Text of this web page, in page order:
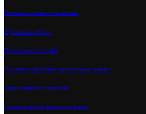
Пользовательское соглашение
Публичная оферта
Использование cookie
Политика обработки персональных данных
Лицензионное соглашение
Согласие на публикацию отзывов